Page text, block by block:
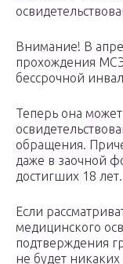
Внимание! В
прохождения
бессрочной
Теперь она
обращения.
даже в заочной
достигших 18 лет.
Если
медицинского
подтверждения
не будет